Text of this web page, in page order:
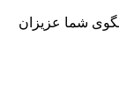
شما عزیزان